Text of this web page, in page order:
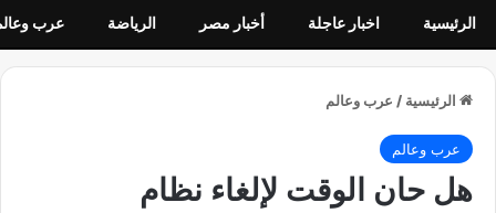
الرئيسية اخبار عاجلة أخبار مصر الرياضة عرب
الرئيسية / عرب وعالم
عرب وعالم
هل حان الوقت لإلغاء نظام